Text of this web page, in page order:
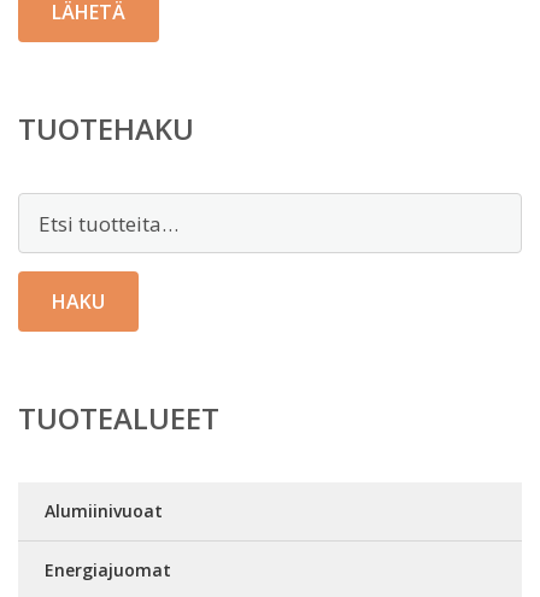
TUOTEHAKU
HAKU
TUOTEALUEET
Alumiinivuoat
Energiajuomat